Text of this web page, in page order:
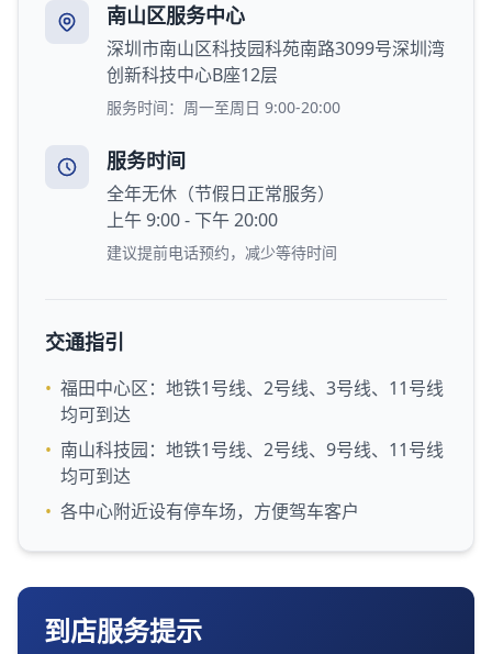
南山区服务中心
深圳市南山区科技园科苑南路3099号深圳湾
创新科技中心B座12层
服务时间：周一至周日 9:00-20:00
服务时间
全年无休（节假日正常服务）
上午 9:00 - 下午 20:00
建议提前电话预约，减少等待时间
交通指引
• 福田中心区：地铁1号线、2号线、3号线、11号线
均可到达
• 南山科技园：地铁1号线、2号线、9号线、11号线
均可到达
• 各中心附近设有停车场，方便驾车客户
到店服务提示